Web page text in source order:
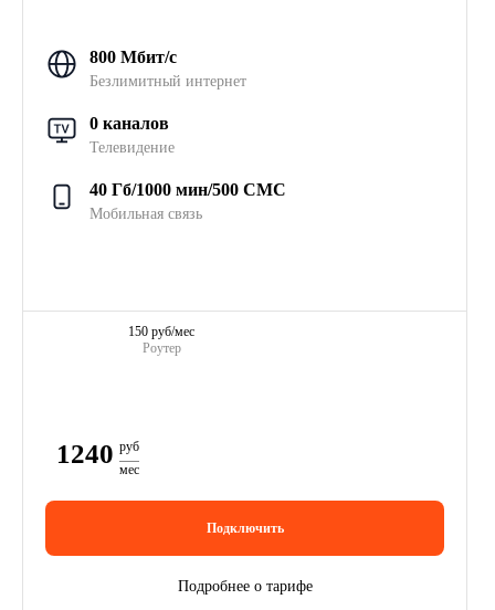
800 Мбит/с
Безлимитный интернет
0 каналов
Телевидение
40 Гб/1000 мин/500 СМС
Мобильная связь
Роутер
150 руб/мес
1240 руб
мес
Подключить
Подробнее о тарифе